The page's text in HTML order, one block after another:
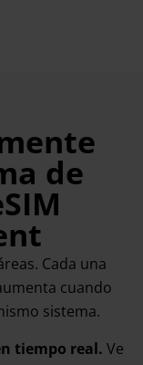
de
Cada una
cuando
sistema.
tiempo real. Ve